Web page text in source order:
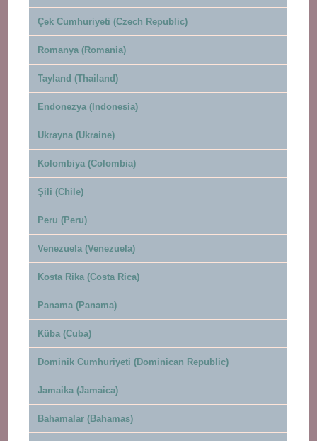
Çek Cumhuriyeti (Czech Republic)
Romanya (Romania)
Tayland (Thailand)
Endonezya (Indonesia)
Ukrayna (Ukraine)
Kolombiya (Colombia)
Şili (Chile)
Peru (Peru)
Venezuela (Venezuela)
Kosta Rika (Costa Rica)
Panama (Panama)
Küba (Cuba)
Dominik Cumhuriyeti (Dominican Republic)
Jamaika (Jamaica)
Bahamalar (Bahamas)